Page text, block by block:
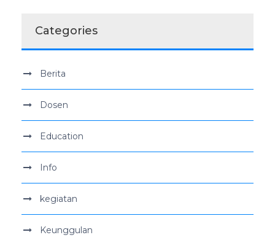
Categories
Berita
Dosen
Education
Info
kegiatan
Keunggulan